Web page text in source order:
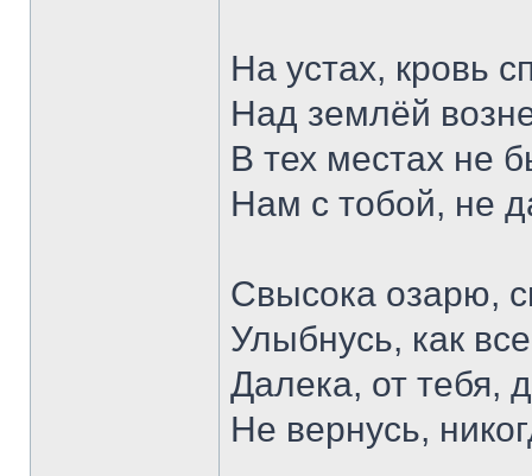
На устах, кровь
Над землёй
В тех местах не
Нам с тобой, не
Свысока озарю,
Улыбнусь, как
Далека, от тебя,
Не вернусь,